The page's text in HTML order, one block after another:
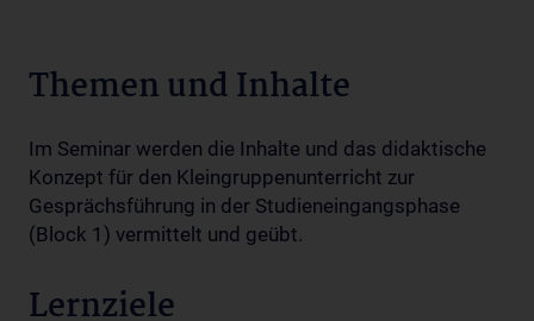
Themen und Inhalte
Im Seminar werden die Inhalte und das didaktische
Konzept für den Kleingruppenunterricht zur
Gesprächsführung in der Studieneingangsphase
(Block 1) vermittelt und geübt.
Lernziele